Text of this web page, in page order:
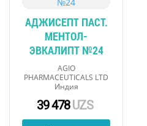
АДЖИСЕПТ ПАСТ.
МЕНТОЛ-
ЭВКАЛИПТ №24
AGIO
PHARMACEUTICALS LTD
Индия
39 478UZS